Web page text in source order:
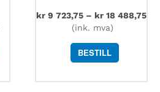
kr 9 723,75 – kr 18 488,75
(ink. mva)
BESTILL